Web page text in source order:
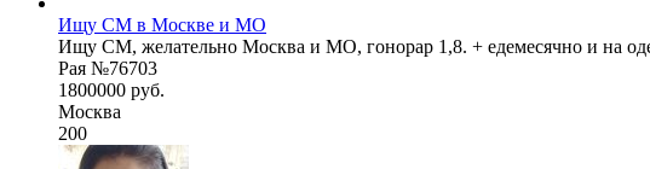
Ищу СМ в Москве и МО
Ищу СМ, желательно Москва и МО, гонорар 1,8. + едемесячно и на
Рая №76703
1800000 руб.
Москва
200